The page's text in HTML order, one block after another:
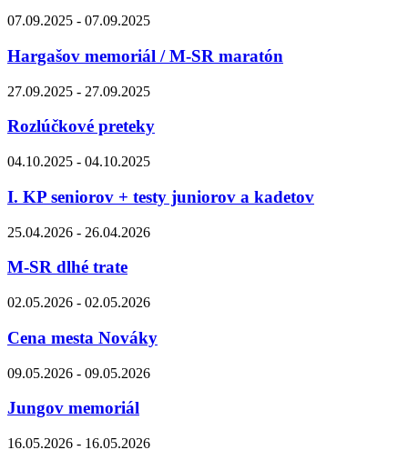
07.09.2025 - 07.09.2025
Hargašov memoriál / M-SR maratón
27.09.2025 - 27.09.2025
Rozlúčkové preteky
04.10.2025 - 04.10.2025
I. KP seniorov + testy juniorov a kadetov
25.04.2026 - 26.04.2026
M-SR dlhé trate
02.05.2026 - 02.05.2026
Cena mesta Nováky
09.05.2026 - 09.05.2026
Jungov memoriál
16.05.2026 - 16.05.2026